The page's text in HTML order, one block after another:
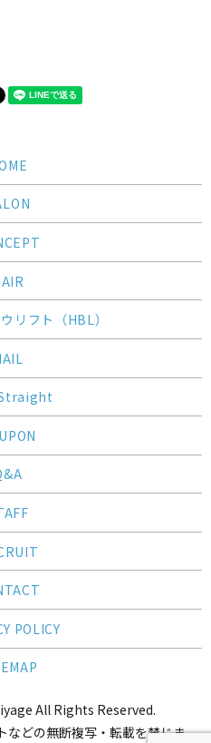
リフト（HBL）
POLICY
All Rights Reserved.
などの無断複写・転載を禁じま